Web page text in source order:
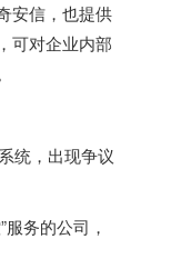
安信，也提供
可对企业内部
务的公司，